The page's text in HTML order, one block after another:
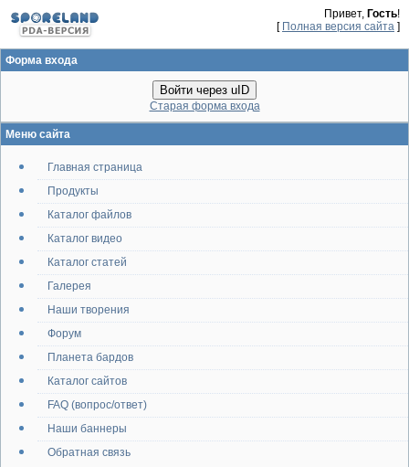
Привет, Гость!
[ Полная версия сайта ]
Форма входа
Войти через uID
Старая форма входа
Меню сайта
Главная страница
Продукты
Каталог файлов
Каталог видео
Каталог статей
Галерея
Наши творения
Форум
Планета бардов
Каталог сайтов
FAQ (вопрос/ответ)
Наши баннеры
Обратная связь